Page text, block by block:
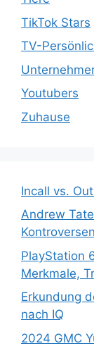
TikTok Stars
TV-
Youtubers
Zuhause
Incall vs.
Andrew
Kontroversen
PlayStation
Merkmale,
Erkundung
nach IQ
2024 GMC